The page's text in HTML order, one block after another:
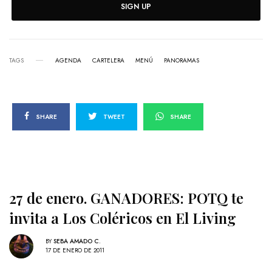
SIGN UP
TAGS AGENDA CARTELERA MENÚ PANORAMAS
SHARE TWEET SHARE
27 de enero. GANADORES: POTQ te
invita a Los Coléricos en El Living
BY SEBA AMADO C.
17 DE ENERO DE 2011